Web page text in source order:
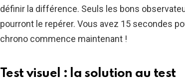
définir la différence. Seuls les bons
pourront le repérer. Vous avez 15 secondes
chrono commence maintenant !
Test visuel : la solution au test